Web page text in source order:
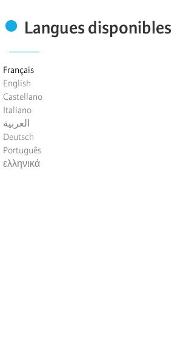
Langues disponibles
Français
English
Castellano
Italiano
العربية
Deutsch
Português
ελληνικά